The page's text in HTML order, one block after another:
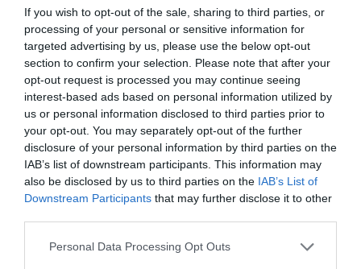
If you wish to opt-out of the sale, sharing to third parties, or
processing of your personal or sensitive information for
targeted advertising by us, please use the below opt-out
section to confirm your selection. Please note that after your
opt-out request is processed you may continue seeing
interest-based ads based on personal information utilized by
us or personal information disclosed to third parties prior to
your opt-out. You may separately opt-out of the further
disclosure of your personal information by third parties on the
IAB’s list of downstream participants. This information may
also be disclosed by us to third parties on the IAB’s List of
Downstream Participants that may further disclose it to other
Personal Data Processing Opt Outs